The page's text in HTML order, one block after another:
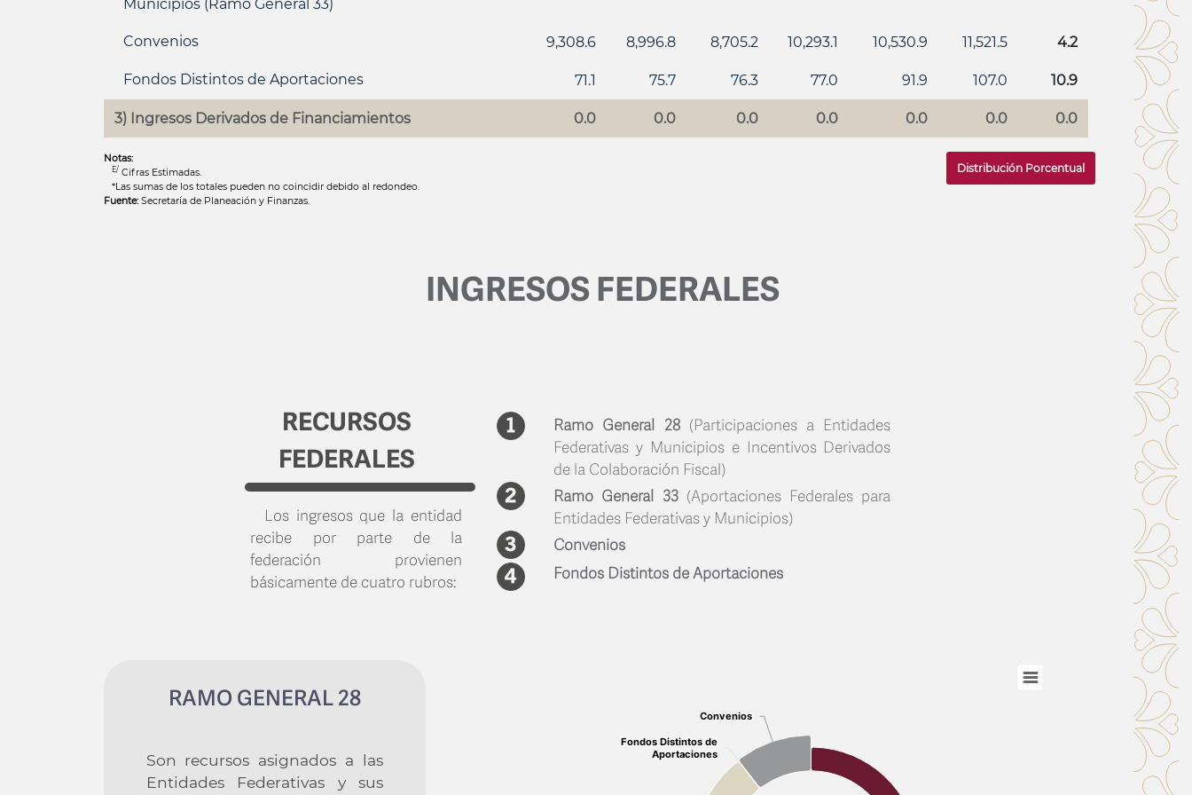
Municipios (Ramo General 33)
Convenios 9,308.6 8,996.8 8,705.2 10,293.1 10,530.9 11,521.5 4.2
Fondos Distintos de Aportaciones 71.1 75.7 76.3 77.0 91.9 107.0 10.9
3) Ingresos Derivados de Financiamientos 0.0 0.0 0.0 0.0 0.0 0.0 0.0
Notas:
E/ Cifras Estimadas.
*Las sumas de los totales pueden no coincidir debido al redondeo.
Fuente: Secretaría de Planeación y Finanzas.
Distribución Porcentual
INGRESOS FEDERALES
RECURSOS
FEDERALES
Los ingresos que la entidad
recibe por parte de la
federación provienen
básicamente de cuatro rubros:
Ramo General 28(Participaciones a Entidades
Federativas y Municipios e Incentivos Derivados
de la Colaboración Fiscal)
Ramo General 33 (Aportaciones Federales para
Entidades Federativas y Municipios)
Convenios
Fondos Distintos de Aportaciones
RAMO GENERAL 28
Son recursos asignados a las
Entidades Federativas y sus
Fondos Distintos de
Aportaciones
Fondos Distintos de
Aportaciones
Convenios
Convenios